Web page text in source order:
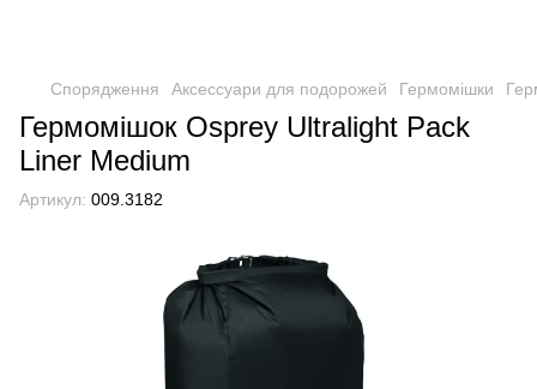
Спорядження Аксессуари для подорожей Гермомішки
Гермомішок Osprey Ultralight Pack
Liner Medium
Артикул: 009.3182